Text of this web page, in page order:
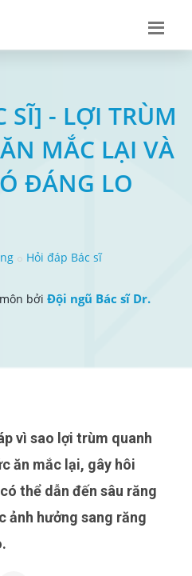
SĨ] - LỢI TRÙM
MẮC LẠI VÀ
ĐÁNG LO
Hỏi đáp Bác sĩ
bởi Đội ngũ Bác sĩ Dr.
ăn mắc lại, gây hôi
thể dẫn đến sâu răng
ảnh hưởng sang răng